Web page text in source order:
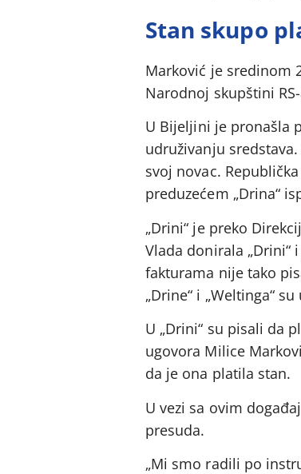
Stan skupo
Marković je sredinom
Narodnoj skupštini
U Bijeljini je pronašla
udruživanju
svoj novac.
preduzećem „Drina“
„Drini“ je preko
Vlada donirala
fakturama nije tako
„Drine“ i „Weltinga“
U „Drini“ su pisali da
ugovora Milice
da je ona platila stan.
U vezi sa ovim
presuda.
„Mi smo radili po